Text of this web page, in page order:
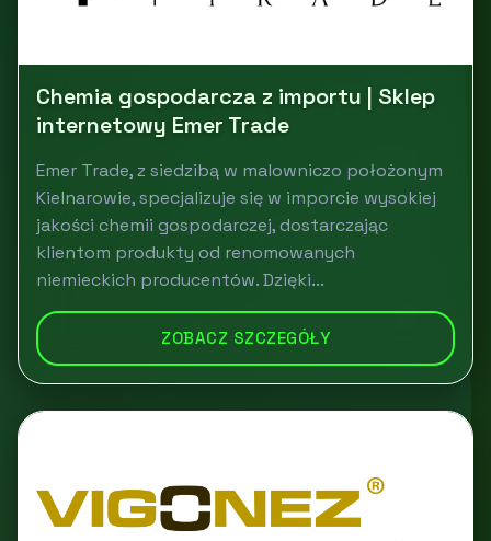
Chemia gospodarcza z importu | Sklep
internetowy Emer Trade
Emer Trade, z siedzibą w malowniczo położonym
Kielnarowie, specjalizuje się w imporcie wysokiej
jakości chemii gospodarczej, dostarczając
klientom produkty od renomowanych
niemieckich producentów. Dzięki...
ZOBACZ SZCZEGÓŁY